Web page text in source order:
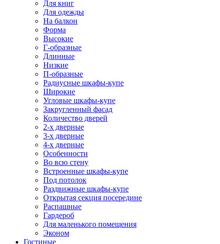
Для книг
Для одежды
На балкон
Форма
Высокие
Г-образные
Длинные
Низкие
П-образные
Радиусные шкафы-купе
Широкие
Угловые шкафы-купе
Закругленный фасад
Количество дверей
2-х дверные
3-х дверные
4-х дверные
Особенности
Во всю стену
Встроенные шкафы-купе
Под потолок
Раздвижные шкафы-купе
Открытая секция посередине
Распашные
Гардероб
Для маленького помещения
Эконом
Гостиные